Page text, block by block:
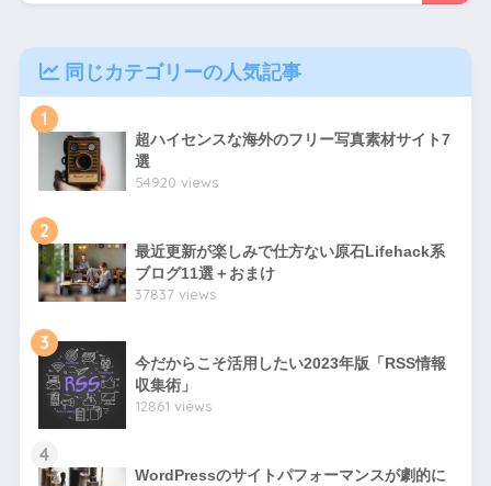
同じカテゴリーの人気記事
1
超ハイセンスな海外のフリー写真素材サイト7
選
54920 views
2
最近更新が楽しみで仕方ない原石Lifehack系
ブログ11選＋おまけ
37837 views
3
今だからこそ活用したい2023年版「RSS情報
収集術」
12861 views
4
WordPressのサイトパフォーマンスが劇的に